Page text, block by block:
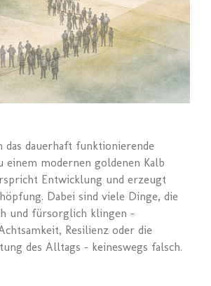
das dauerhaft funktionierende
einem modernen goldenen Kalb
Entwicklung und erzeugt
Dabei sind viele Dinge, die
und fürsorglich klingen –
Resilienz oder die
des Alltags – keineswegs falsch.